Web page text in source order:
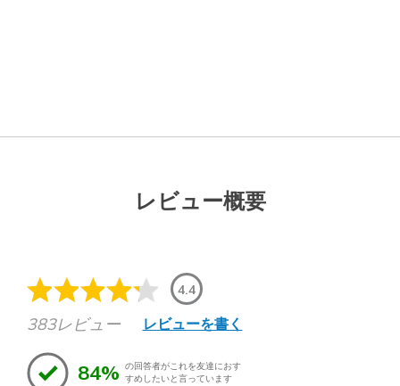
レビュー概要
4.4
383レビュー レビューを書く
84% の回答者がこれを友達におす
すめしたいと言っています